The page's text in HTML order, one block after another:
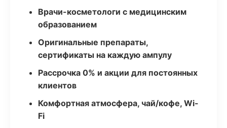
Врачи-косметологи с медицинским
образованием
Оригинальные препараты,
сертификаты на каждую ампулу
Рассрочка 0% и акции для постоянных
клиентов
Комфортная атмосфера, чай/кофе, Wi-
Fi